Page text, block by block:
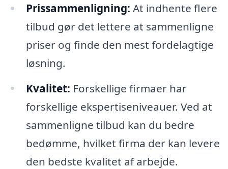
Prissammenligning: At indhente flere
tilbud gør det lettere at sammenligne
priser og finde den mest fordelagtige
løsning.
Kvalitet: Forskellige firmaer har
forskellige ekspertiseniveauer. Ved at
sammenligne tilbud kan du bedre
bedømme, hvilket firma der kan levere
den bedste kvalitet af arbejde.